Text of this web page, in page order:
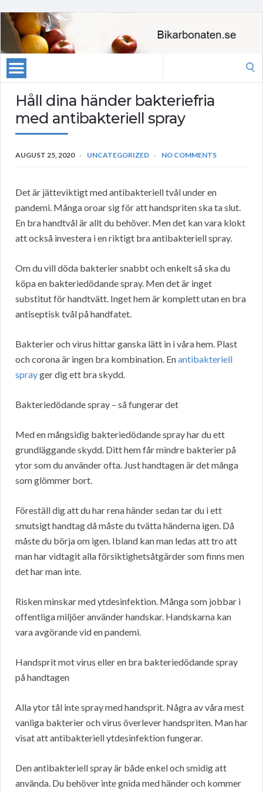
Håll dina händer bakteriefria
med antibakteriell spray
AUGUST 25, 2020 UNCATEGORIZED NO COMMENTS
Det är jätteviktigt med antibakteriell tvål under en
pandemi. Många oroar sig för att handspriten ska ta slut.
En bra handtvål är allt du behöver. Men det kan vara klokt
att också investera i en riktigt bra antibakteriell spray.
Om du vill döda bakterier snabbt och enkelt så ska du
köpa en bakteriedödande spray. Men det är inget
substitut för handtvätt. Inget hem är komplett utan en bra
antiseptisk tvål på handfatet.
Bakterier och virus hittar ganska lätt in i våra hem. Plast
och corona är ingen bra kombination. Enantibakteriell
sprayger dig ett bra skydd.
Bakteriedödande spray – så fungerar det
Med en mångsidig bakteriedödande spray har du ett
grundläggande skydd. Ditt hem får mindre bakterier på
ytor som du använder ofta. Just handtagen är det många
som glömmer bort.
Föreställ dig att du har rena händer sedan tar du i ett
smutsigt handtag då måste du tvätta händerna igen. Då
måste du börja om igen. Ibland kan man ledas att tro att
man har vidtagit alla försiktighetsåtgärder som finns men
det har man inte.
Risken minskar med ytdesinfektion. Många som jobbar i
offentliga miljöer använder handskar. Handskarna kan
vara avgörande vid en pandemi.
Handsprit mot virus eller en bra bakteriedödande spray
på handtagen
Alla ytor tål inte spray med handsprit. Några av våra mest
vanliga bakterier och virus överlever handspriten. Man har
visat att antibakteriell ytdesinfektion fungerar.
Den antibakteriell spray är både enkel och smidig att
använda. Du behöver inte gnida med händer och kommer